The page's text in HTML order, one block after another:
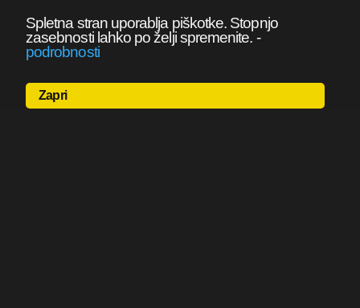
Spletna stran uporablja piškotke. Stopnjo
zasebnosti lahko po želji spremenite. -
podrobnosti
Zapri